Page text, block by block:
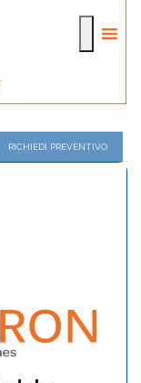
RICHIEDI PREVENTIVO